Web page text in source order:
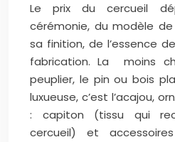
Le prix du cercueil
cérémonie, du modèle
sa finition, de l’essence
fabrication. La moins
peuplier, le pin ou bois
luxueuse, c’est l’acajou,
: capiton (tissu qui
cercueil) et